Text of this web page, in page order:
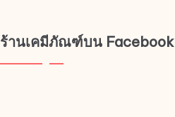
ร้านเคมีภัณฑ์บน Facebook